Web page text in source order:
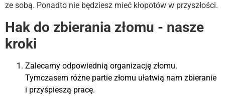
ze sobą. Ponadto nie będziesz mieć kłopotów w przyszłości.
Hak do zbierania złomu - nasze
kroki
Zalecamy odpowiednią organizację złomu.
Tymczasem różne partie złomu ułatwią nam zbieranie
i przyśpieszą pracę.